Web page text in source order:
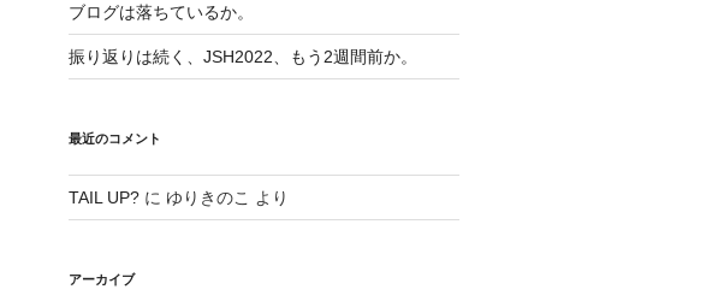
ブログは落ちているか。
振り返りは続く、JSH2022、もう2週間前か。
最近のコメント
TAIL UP?に ゆりきのこ より
アーカイブ